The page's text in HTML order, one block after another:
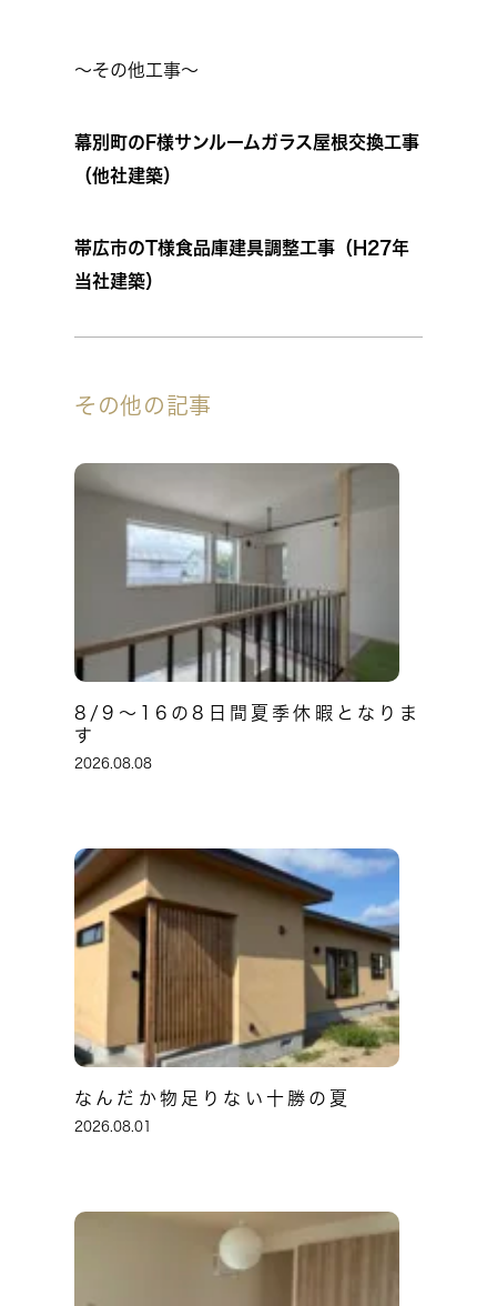
～その他工事～
幕別町のF様サンルームガラス屋根交換工事
（他社建築）
帯広市のT様食品庫建具調整工事（H27年
当社建築）
その他の記事
8/9～16の8日間夏季休暇となりま
す
2026.08.08
なんだか物足りない十勝の夏
2026.08.01